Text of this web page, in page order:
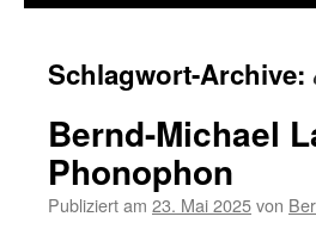
Schlagwort-Archive:
Bernd-Michael
Phonophon
Publiziert am 23. Mai 2025von